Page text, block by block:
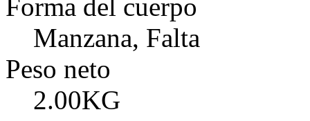
Forma del cuerpo
Manzana, Falta
Peso neto
2.00KG